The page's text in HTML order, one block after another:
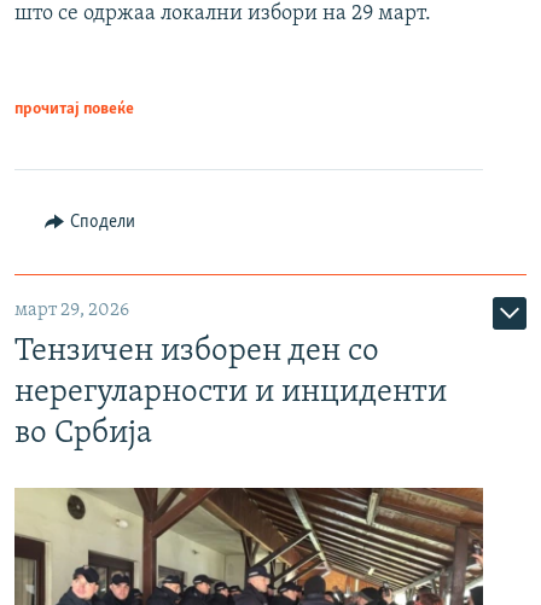
што се одржаа локални избори на 29 март.
прочитај повеќе
Сподели
март 29, 2026
Тензичен изборен ден со
нерегуларности и инциденти
во Србија